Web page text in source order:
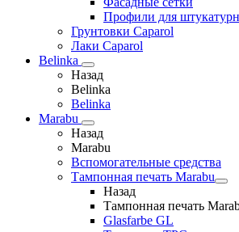
Профили для
Грунтовки Caparol
Лаки Caparol
Belinka
Назад
Belinka
Belinka
Marabu
Назад
Marabu
Вспомогательные средства
Тампонная печать Marabu
Назад
Тампонная печать
Glasfarbe GL